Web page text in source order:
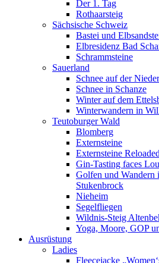
Der 1. Tag
Rothaarsteig
Sächsische Schweiz
Bastei und
Elbresidenz Bad
Schrammsteine
Sauerland
Schnee auf der
Schnee in Schanze
Winter auf dem
Winterwandern in
Teutoburger Wald
Blomberg
Externsteine
Externsteine Reloaded
Gin-Tasting faces
Golfen und Wandern
Stukenbrock
Nieheim
Segelfliegen
Wildnis-Steig
Yoga, Moore, GOP
Ausrüstung
Ladies
Fleecejacke